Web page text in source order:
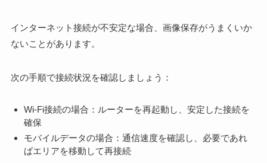
インターネット接続が不安定な場合、画像保存がうまくいか
ないことがあります。
次の手順で接続状況を確認しましょう：
Wi-Fi接続の場合：ルーターを再起動し、安定した接続を
確保
モバイルデータの場合：通信速度を確認し、必要であれ
ばエリアを移動して再接続